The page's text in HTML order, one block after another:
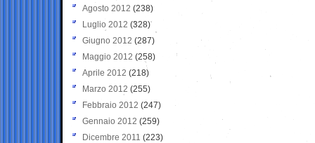
Agosto 2012 (238)
Luglio 2012 (328)
Giugno 2012 (287)
Maggio 2012 (258)
Aprile 2012 (218)
Marzo 2012 (255)
Febbraio 2012 (247)
Gennaio 2012 (259)
Dicembre 2011 (223)